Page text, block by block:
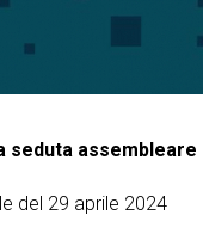
assembleare
del 29 aprile 2024